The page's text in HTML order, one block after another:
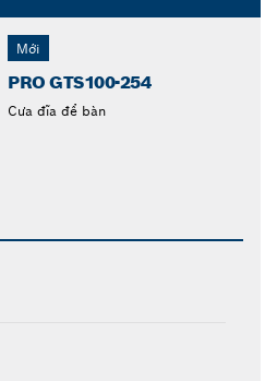
Mới
PRO ​GTS100-254
Cưa đĩa để bàn